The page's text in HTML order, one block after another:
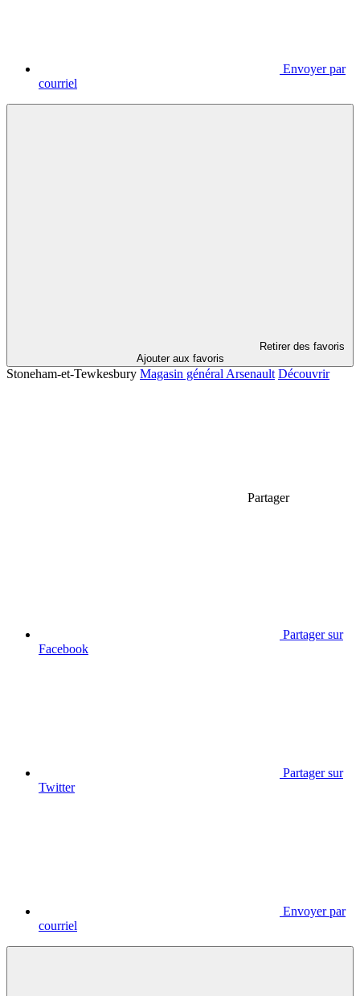
Envoyer par
courriel
Retirer des favoris
Ajouter aux favoris
Stoneham-et-Tewkesbury Magasin général Arsenault Découvrir
Partager
Partager sur
Facebook
Partager sur
Twitter
Envoyer par
courriel